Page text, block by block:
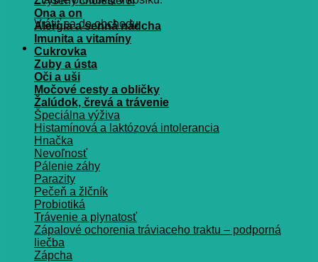
Vrátiť sa do obchodu
Ona a on
Alergia a senná nádcha
Imunita a vitamíny
Cukrovka
Zuby a ústa
Oči a uši
Močové cesty a obličky
Žalúdok, črevá a trávenie
Špeciálna výživa
Histamínová a laktózová intolerancia
Hnačka
Nevoľnosť
Pálenie záhy
Parazity
Pečeň a žlčník
Probiotiká
Trávenie a plynatosť
Zápalové ochorenia tráviaceho traktu – podporná
liečba
Zápcha